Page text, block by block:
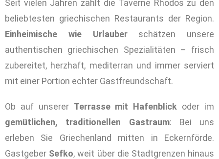
Seit vielen Jahren zählt die Taverne Rhodos zu den
beliebtesten griechischen Restaurants der Region.
Einheimische wie Urlauberschätzen unsere
authentischen griechischen Spezialitäten – frisch
zubereitet, herzhaft, mediterran und immer serviert
mit einer Portion echter Gastfreundschaft.
Ob auf unserer Terrasse mit Hafenblick oder im
gemütlichen, traditionellen Gastraum: Bei uns
erleben Sie Griechenland mitten in Eckernförde.
Gastgeber Sefko, weit über die Stadtgrenzen hinaus